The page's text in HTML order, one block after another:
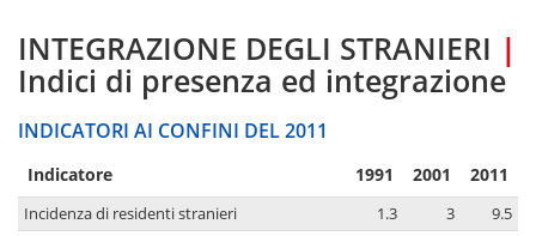
INTEGRAZIONE DEGLI STRANIERI |
Indici di presenza ed integrazione
INDICATORI AI CONFINI DEL 2011
Indicatore 1991 2001 2011
Incidenza di residenti stranieri 1.3 3
9.5